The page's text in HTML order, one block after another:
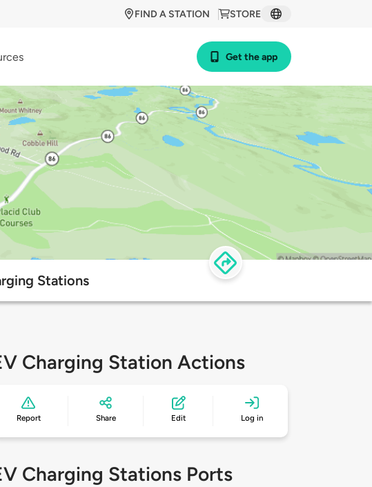
STORE
FIND A STATION
Get the app
Stations
Charging Station Actions
Report Share Edit Log in
Charging Stations Ports